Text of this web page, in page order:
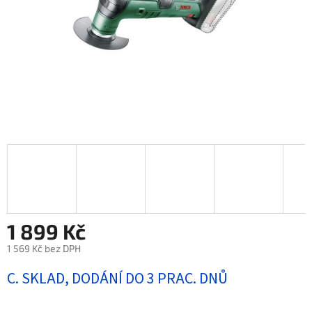
1 899 Kč
1 569 Kč bez DPH
cena:
C. SKLAD, DODÁNÍ DO 3 PRAC. DNŮ